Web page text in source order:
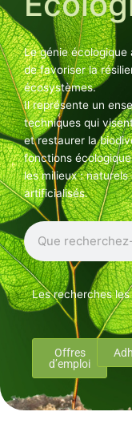
Le génie écologique
de favoriser la
écosystèmes.
Il représente un
techniques qui
et restaurer la
fonctions
les milieux : naturels
artificialisés.
Rechercher
Les recherches
Offres
d’emploi